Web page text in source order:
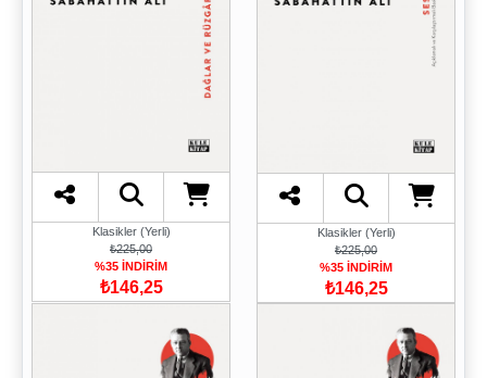
Klasikler (Yerli)
₺225,00
%35 İNDİRİM
₺146,25
Klasikler (Yerli)
₺225,00
%35 İNDİRİM
₺146,25